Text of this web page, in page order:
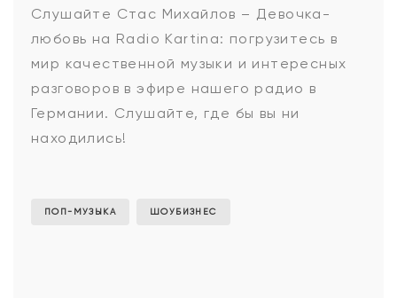
Стас
Михайлов
-
Слушайте Стас Михайлов – Девочка-
любовь на Radio Kartina: погрузитесь в
мир качественной музыки и интересных
разговоров в эфире нашего радио в
Германии. Слушайте, где бы вы ни
находились!
ПОП-МУЗЫКА ШОУБИЗНЕС